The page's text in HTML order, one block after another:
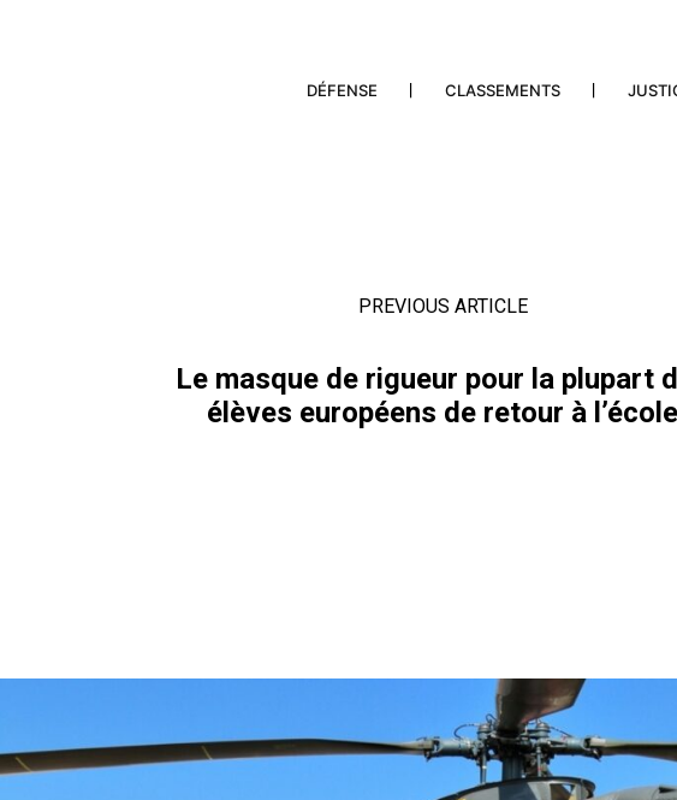
DÉFENSE CLASSEMENTS
PREVIOUS ARTICLE
Le masque de rigueur pour la plupart
élèves européens de retour à l’école